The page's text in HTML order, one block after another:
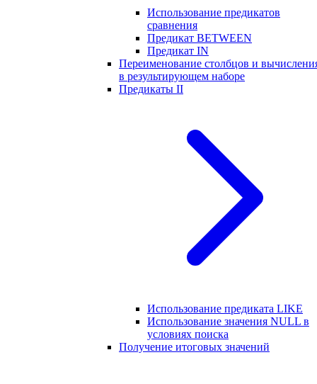
Использование предикатов
сравнения
Предикат BETWEEN
Предикат IN
Переименование столбцов и
в результирующем наборе
Предикаты II
Использование предиката LIKE
Использование значения NULL в
условиях поиска
Получение итоговых значений